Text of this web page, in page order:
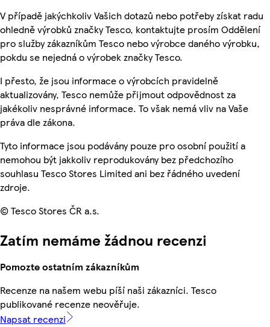
V případě jakýchkoliv Vašich dotazů nebo potřeby získat radu
ohledně výrobků značky Tesco, kontaktujte prosím Oddělení
pro služby zákazníkům Tesco nebo výrobce daného výrobku,
pokdu se nejedná o výrobek značky Tesco.
I přesto, že jsou informace o výrobcích pravidelně
aktualizovány, Tesco nemůže přijmout odpovědnost za
jakékoliv nesprávné informace. To však nemá vliv na Vaše
práva dle zákona.
Tyto informace jsou podávány pouze pro osobní použití a
nemohou být jakkoliv reprodukovány bez předchozího
souhlasu Tesco Stores Limited ani bez řádného uvedení
zdroje.
© Tesco Stores ČR a.s.
Zatím nemáme žádnou recenzi
Pomozte ostatním zákazníkům
Recenze na našem webu píší naši zákazníci. Tesco
publikované recenze neověřuje.
Napsat recenzi